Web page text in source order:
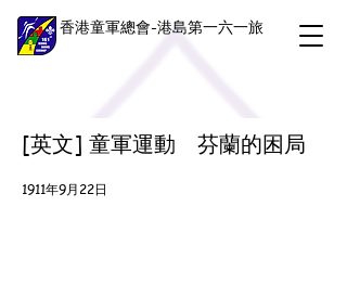
香港童軍總會-港島第一六一旅
[英文] 童軍運動 芬蘭的困局
1911年9月22日